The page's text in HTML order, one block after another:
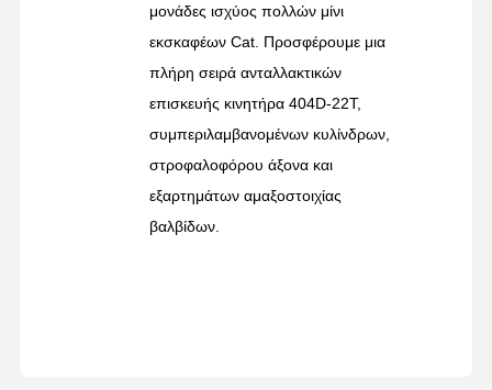
μονάδες ισχύος πολλών μίνι
εκσκαφέων Cat. Προσφέρουμε μια
πλήρη σειρά ανταλλακτικών
επισκευής κινητήρα 404D-22T,
συμπεριλαμβανομένων κυλίνδρων,
στροφαλοφόρου άξονα και
εξαρτημάτων αμαξοστοιχίας
βαλβίδων.